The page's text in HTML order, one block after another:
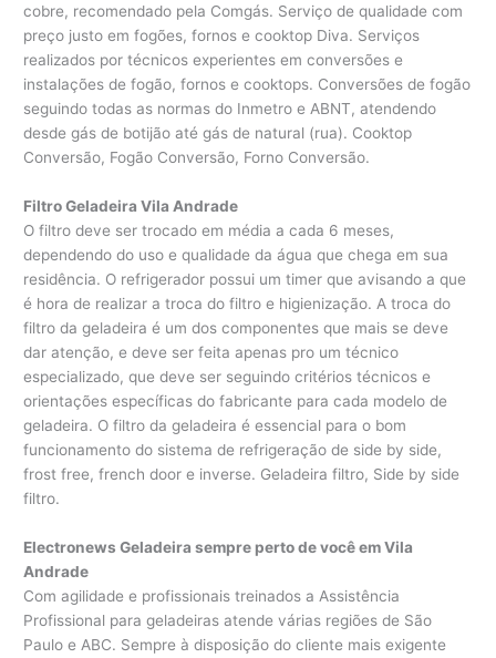
cobre, recomendado pela Comgás. Serviço de qualidade com
preço justo em fogões, fornos e cooktop Diva. Serviços
realizados por técnicos experientes em conversões e
instalações de fogão, fornos e cooktops. Conversões de fogão
seguindo todas as normas do Inmetro e ABNT, atendendo
desde gás de botijão até gás de natural (rua). Cooktop
Conversão, Fogão Conversão, Forno Conversão.
Filtro Geladeira Vila Andrade
O filtro deve ser trocado em média a cada 6 meses,
dependendo do uso e qualidade da água que chega em sua
residência. O refrigerador possui um timer que avisando a que
é hora de realizar a troca do filtro e higienização. A troca do
filtro da geladeira é um dos componentes que mais se deve
dar atenção, e deve ser feita apenas pro um técnico
especializado, que deve ser seguindo critérios técnicos e
orientações específicas do fabricante para cada modelo de
geladeira. O filtro da geladeira é essencial para o bom
funcionamento do sistema de refrigeração de side by side,
frost free, french door e inverse. Geladeira filtro, Side by side
filtro.
Electronews Geladeira sempre perto de você em Vila
Andrade
Com agilidade e profissionais treinados a Assistência
Profissional para geladeiras atende várias regiões de São
Paulo e ABC. Sempre à disposição do cliente mais exigente